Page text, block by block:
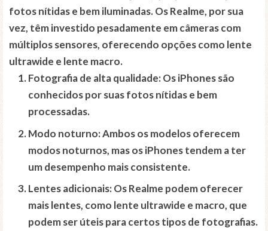
fotos nítidas e bem iluminadas. Os Realme, por sua
vez, têm investido pesadamente em câmeras com
múltiplos sensores, oferecendo opções como lente
ultrawide e lente macro.
Fotografia de alta qualidade: Os iPhones são
conhecidos por suas fotos nítidas e bem
processadas.
Modo noturno: Ambos os modelos oferecem
modos noturnos, mas os iPhones tendem a ter
um desempenho mais consistente.
Lentes adicionais: Os Realme podem oferecer
mais lentes, como lente ultrawide e macro, que
podem ser úteis para certos tipos de fotografias.